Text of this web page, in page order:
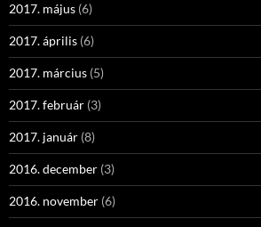
2017. május (6)
2017. április (6)
2017. március (5)
2017. február (3)
2017. január (8)
2016. december (3)
2016. november (6)